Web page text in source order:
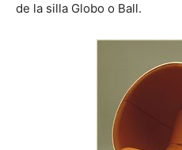
de la silla Globo o Ball.